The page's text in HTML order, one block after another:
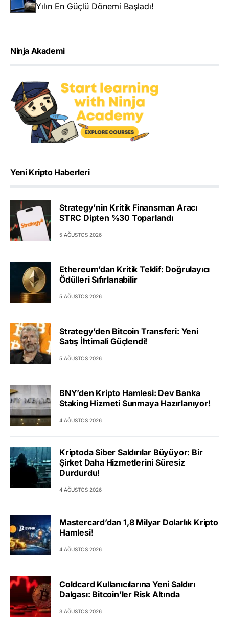
Yılın En Güçlü Dönemi Başladı!
Ninja Akademi
Yeni Kripto Haberleri
Strategy’nin Kritik Finansman Aracı
STRC Dipten %30 Toparlandı
5 AĞUSTOS 2026
Ethereum’dan Kritik Teklif: Doğrulayıcı
Ödülleri Sıfırlanabilir
5 AĞUSTOS 2026
Strategy’den Bitcoin Transferi: Yeni
Satış İhtimali Güçlendi!
5 AĞUSTOS 2026
BNY’den Kripto Hamlesi: Dev Banka
Staking Hizmeti Sunmaya Hazırlanıyor!
4 AĞUSTOS 2026
Kriptoda Siber Saldırılar Büyüyor: Bir
Şirket Daha Hizmetlerini Süresiz
Durdurdu!
4 AĞUSTOS 2026
Mastercard’dan 1,8 Milyar Dolarlık Kripto
Hamlesi!
4 AĞUSTOS 2026
Coldcard Kullanıcılarına Yeni Saldırı
Dalgası: Bitcoin’ler Risk Altında
3 AĞUSTOS 2026